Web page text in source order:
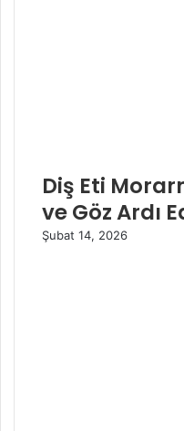
Diş Eti
ve Göz Ardı
Şubat 14, 2026